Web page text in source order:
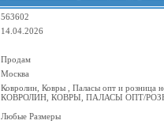
563602
14.04.2026
Продам
Москва
Ковролин, Ковры , Паласы опт и розница
КОВРОЛИН, КОВРЫ, ПАЛАСЫ ОПТ/
Любые Размеры